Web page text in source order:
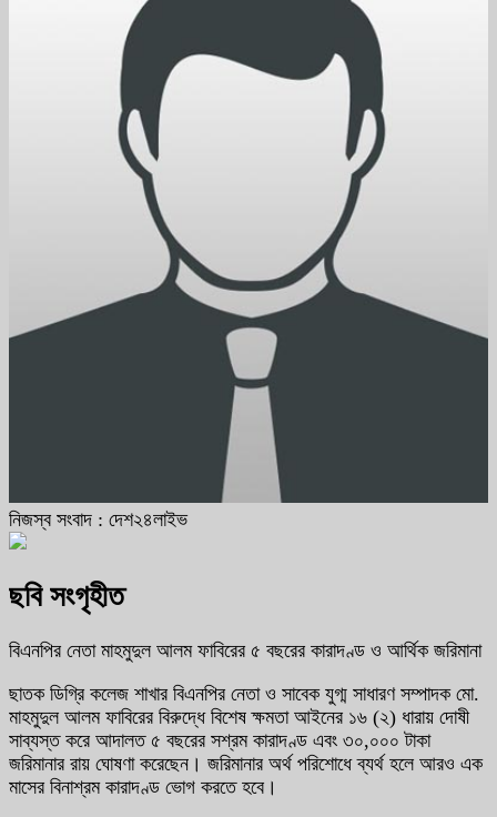
নিজস্ব সংবাদ : দেশ২৪লাইভ
ছবি সংগৃহীত
বিএনপির নেতা মাহমুদুল আলম ফাবিরের ৫ বছরের কারাদণ্ড ও আর্থিক জরিমানা
ছাতক ডিগ্রি কলেজ শাখার বিএনপির নেতা ও সাবেক যুগ্ম সাধারণ সম্পাদক মো.
মাহমুদুল আলম ফাবিরের বিরুদ্ধে বিশেষ ক্ষমতা আইনের ১৬ (২) ধারায় দোষী
সাব্যস্ত করে আদালত ৫ বছরের সশ্রম কারাদণ্ড এবং ৩০,০০০ টাকা
জরিমানার রায় ঘোষণা করেছেন। জরিমানার অর্থ পরিশোধে ব্যর্থ হলে আরও এক
মাসের বিনাশ্রম কারাদণ্ড ভোগ করতে হবে।